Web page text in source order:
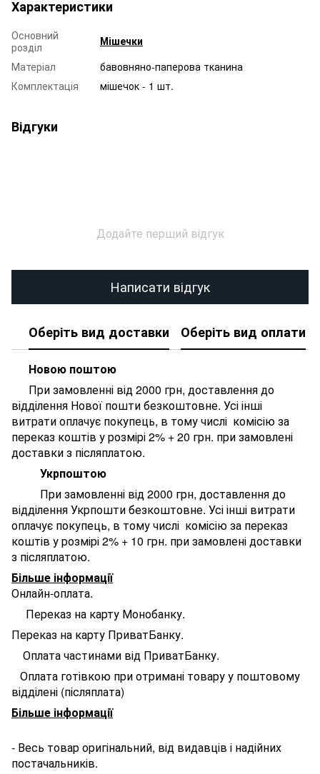
Характеристики
Основний
розділ
Мішечки
Матеріал
бавовняно-паперова тканина
Комплектація
мішечок - 1 шт.
Відгуки
Додайте перший відгук
Написати відгук
Оберіть вид доставки Оберіть вид оплати
Новою поштою
При замовленні від 2000 грн, доставлення до
відділення Нової пошти безкоштовне. Усі інші
витрати оплачує покупець, в тому числі комісію за
переказ коштів у розмірі 2% + 20 грн. при замовлені
доставки з післяплатою.
Укрпоштою
При замовленні від 2000 грн, доставлення до
відділення Укрпошти безкоштовне. Усі інші витрати
оплачує покупець, в тому числі комісію за переказ
коштів у розмірі 2% + 10 грн. при замовлені доставки
з післяплатою.
Більше інформації
Онлайн-оплата.
Переказ на карту Монобанку.
Переказ на карту ПриватБанку.
Оплата частинами від ПриватБанку.
Оплата готівкою при отримані товару у поштовому
відділені (післяплата)
Більше інформації
- Весь товар оригінальний, від видавців і надійних
постачальників.